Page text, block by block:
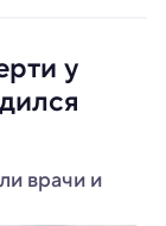
у
врачи и